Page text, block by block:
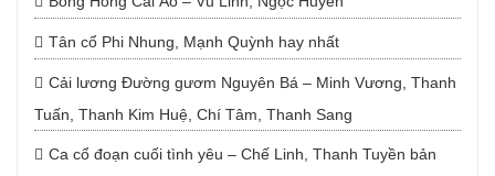
Tân cổ Phi Nhung, Mạnh Quỳnh hay nhất
Cải lương Đường gươm Nguyên Bá – Minh Vương, Thanh
Tuấn, Thanh Kim Huệ, Chí Tâm, Thanh Sang
Ca cổ đoạn cuối tình yêu – Chế Linh, Thanh Tuyền bản